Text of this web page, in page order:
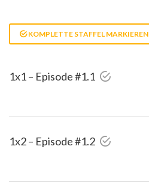
KOMPLETTE STAFFEL MARKIEREN
1x1 – Episode #1.1
1x2 – Episode #1.2